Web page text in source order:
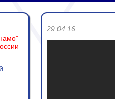
29.04.16